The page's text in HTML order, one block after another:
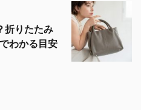
折りたたみ
わかる目安